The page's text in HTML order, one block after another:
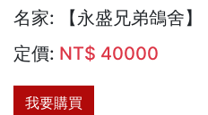
名家: 【永盛兄弟鴿舍】
定價: NT$ 40000
我要購買